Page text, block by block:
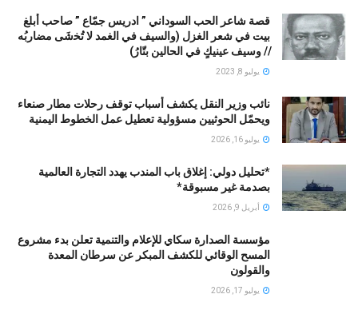
قصة شاعر الحب السوداني ” ادريس جمّاع ” صاحب أبلغ
بيت في شعر الغزل (وﺍﻟﺴﻴﻒ ﻓﻲ الغمد ﻻ ﺗُﺨشَى مضاربُه
// ﻭﺳﻴﻒ ﻋﻴﻨﻴﻚٍ ﻓﻲ ﺍﻟﺤﺎﻟﻴﻦ ﺑﺘّﺎﺭُ)
يوليو 8, 2023
نائب وزير النقل يكشف أسباب توقف رحلات مطار صنعاء
ويحمّل الحوثيين مسؤولية تعطيل عمل الخطوط اليمنية
يوليو 16, 2026
*تحليل دولي: إغلاق باب المندب يهدد التجارة العالمية
بصدمة غير مسبوقة*
أبريل 9, 2026
مؤسسة الصدارة سكاي للإعلام والتنمية تعلن بدء مشروع
المسح الوقائي للكشف المبكر عن سرطان المعدة
والقولون
يوليو 17, 2026